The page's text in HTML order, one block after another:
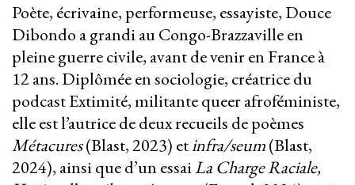
Poète, écrivaine, performeuse, essayiste, Douce
Dibondo a grandi au Congo-Brazzaville en
pleine guerre civile, avant de venir en France à
12 ans. Diplômée en sociologie, créatrice du
podcast Extimité, militante queer afroféministe,
elle est l’autrice de deux recueils de poèmes
Métacures(Blast, 2023) etinfra/seum(Blast,
2024), ainsi que d’un essaiLa Charge Raciale,